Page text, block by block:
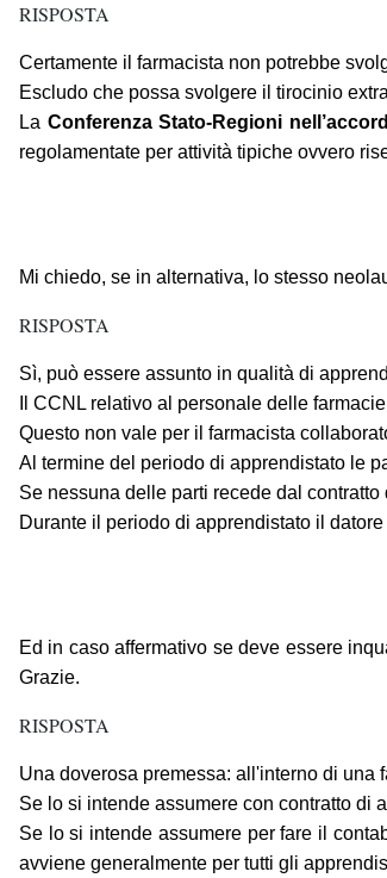
RISPOSTA
Certamente il farmacista non potrebbe
Escludo che possa svolgere il tirocinio
La Conferenza Stato-Regioni
regolamentate per attività tipiche ovvero
Mi chiedo, se in alternativa, lo stesso
RISPOSTA
Sì, può essere assunto in qualità di
Il CCNL relativo al personale delle
Questo non vale per il farmacista
Al termine del periodo di apprendistato le
Se nessuna delle parti recede dal
Durante il periodo di apprendistato il
Ed in caso affermativo se deve essere
Grazie.
RISPOSTA
Una doverosa premessa: all'interno di una
Se lo si intende assumere con contratto di
Se lo si intende assumere per fare il
avviene generalmente per tutti gli